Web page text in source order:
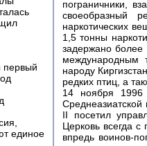
первый
единое
пограничники,
своеобразный
наркотических
1,5 тонны
задержано более
международным
народу
редких птиц, а
14 ноября 1996
II посетил
Церковь всегда с
впредь воинов-